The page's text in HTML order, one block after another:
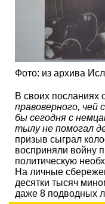
Фото: из архива
В своих посланиях
правоверного, чей
бы сегодня с
тылу не помогал
призыв сыграл
восприняли войну
политическую
На личные
десятки тысяч
даже 8 подводных